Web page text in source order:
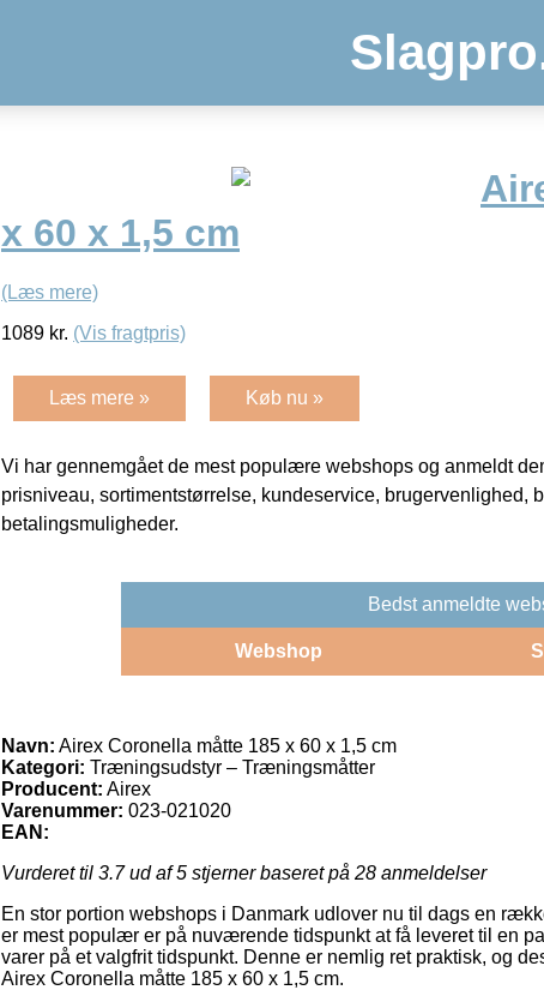
x 60 x 1,5 cm
(Læs mere)
1089 kr. (Vis fragtpris)
Læs mere » Køb nu »
Vi har gennemgået de mest populære webshops og anmeldt
prisniveau, sortimentstørrelse, kundeservice, brugervenlighed,
betalingsmuligheder.
Bedst anmeldte
Webshop
Navn: Airex Coronella måtte 185 x 60 x 1,5 cm
Kategori: Træningsudstyr – Træningsmåtter
Producent: Airex
Varenummer: 023-021020
EAN:
Vurderet til 3.7ud af 5 stjerner baseret på 28 anmeldelser
En stor portion webshops i Danmark udlover nu til dags en
er mest populær er på nuværende tidspunkt at få leveret til en
varer på et valgfrit tidspunkt. Denne er nemlig ret praktisk, og
Airex Coronella måtte 185 x 60 x 1,5 cm.